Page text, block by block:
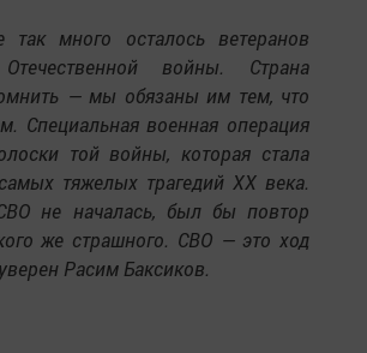
много осталось ветеранов
войны. Страна
— мы обязаны им тем, что
Специальная военная операция
той войны, которая стала
тяжелых трагедий XX века.
не началась, был бы повтор
же страшного. СВО — это ход
Расим Баксиков.